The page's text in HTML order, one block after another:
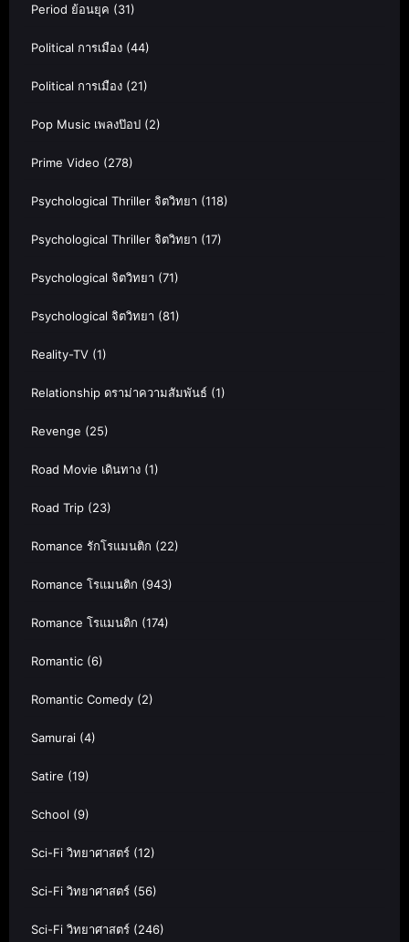
Period ย้อนยุค (31)
Political การเมือง (44)
Political การเมือง (21)
Pop Music เพลงป๊อป (2)
Prime Video (278)
Psychological Thriller จิตวิทยา (118)
Psychological Thriller จิตวิทยา (17)
Psychological จิตวิทยา (71)
Psychological จิตวิทยา (81)
Reality-TV (1)
Relationship ดราม่าความสัมพันธ์ (1)
Revenge (25)
Road Movie เดินทาง (1)
Road Trip (23)
Romance รักโรแมนติก (22)
Romance โรแมนติก (943)
Romance โรแมนติก (174)
Romantic (6)
Romantic Comedy (2)
Samurai (4)
Satire (19)
School (9)
Sci-Fi วิทยาศาสตร์ (12)
Sci-Fi วิทยาศาสตร์ (56)
Sci-Fi วิทยาศาสตร์ (246)